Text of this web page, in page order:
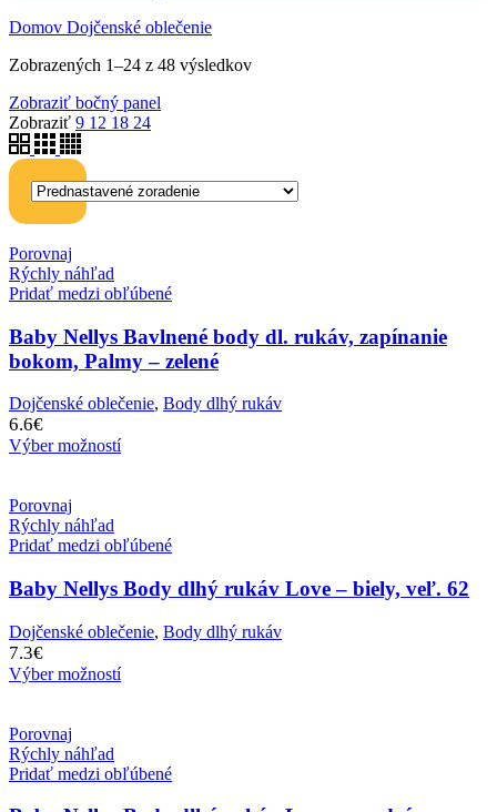
Domov Dojčenské oblečenie
Zobrazených 1–24 z 48 výsledkov
Zobraziť bočný panel
Zobraziť 9 12 18 24
Porovnaj
Rýchly náhľad
Pridať medzi obľúbené
Baby Nellys Bavlnené body dl. rukáv, zapínanie
bokom, Palmy – zelené
Dojčenské oblečenie, Body dlhý rukáv
6.6€
Výber možností
Porovnaj
Rýchly náhľad
Pridať medzi obľúbené
Baby Nellys Body dlhý rukáv Love – biely, veľ. 62
Dojčenské oblečenie, Body dlhý rukáv
7.3€
Výber možností
Porovnaj
Rýchly náhľad
Pridať medzi obľúbené